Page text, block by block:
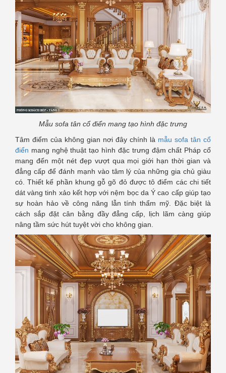
Mẫu sofa tân cổ điển mang tạo hình đặc trưng
Tâm điểm của không gian nơi đây chính là mẫu sofa tân cổ
điển mang nghệ thuật tạo hình đặc trưng đậm chất Pháp cổ
mang đến một nét đẹp vượt qua mọi giới hạn thời gian và
đẳng cấp để đánh mạnh vào tâm lý của những gia chủ giàu
có. Thiết kế phần khung gỗ gõ đỏ được tô điểm các chi tiết
dát vàng tinh xảo kết hợp với nệm bọc da Ý cao cấp giúp tạo
sự hoàn hảo về công năng lẫn tính thẩm mỹ. Đặc biệt là
cách sắp đặt cân bằng đầy đẳng cấp, lịch lãm càng giúp
nâng tầm sức hút tuyệt vời cho không gian.